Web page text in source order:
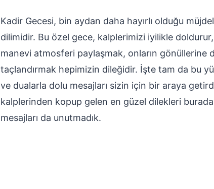
Kadir Gecesi, bin aydan daha hayırlı olduğu
dilimidir. Bu özel gece, kalplerimizi iyilikle doldurur,
manevi atmosferi paylaşmak, onların
taçlandırmak hepimizin dileğidir. İşte tam da bu
ve dualarla dolu mesajları sizin için bir araya
kalplerinden kopup gelen en güzel dilekleri burada
mesajları da unutmadık.